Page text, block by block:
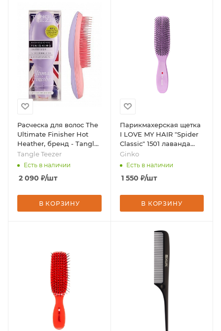
Расческа для волос The
Ultimate Finisher Hot
Heather, бренд - Tangle
Teezer
Tangle Teezer
Есть в наличии
2 090 ₽/шт
В КОРЗИНУ
Парикмахерская щетка
I LOVE MY HAIR "Spider
Classic" 1501 лаванда
глянцевая M, бренд -
Ginko
Ginko
Есть в наличии
1 550 ₽/шт
В КОРЗИНУ